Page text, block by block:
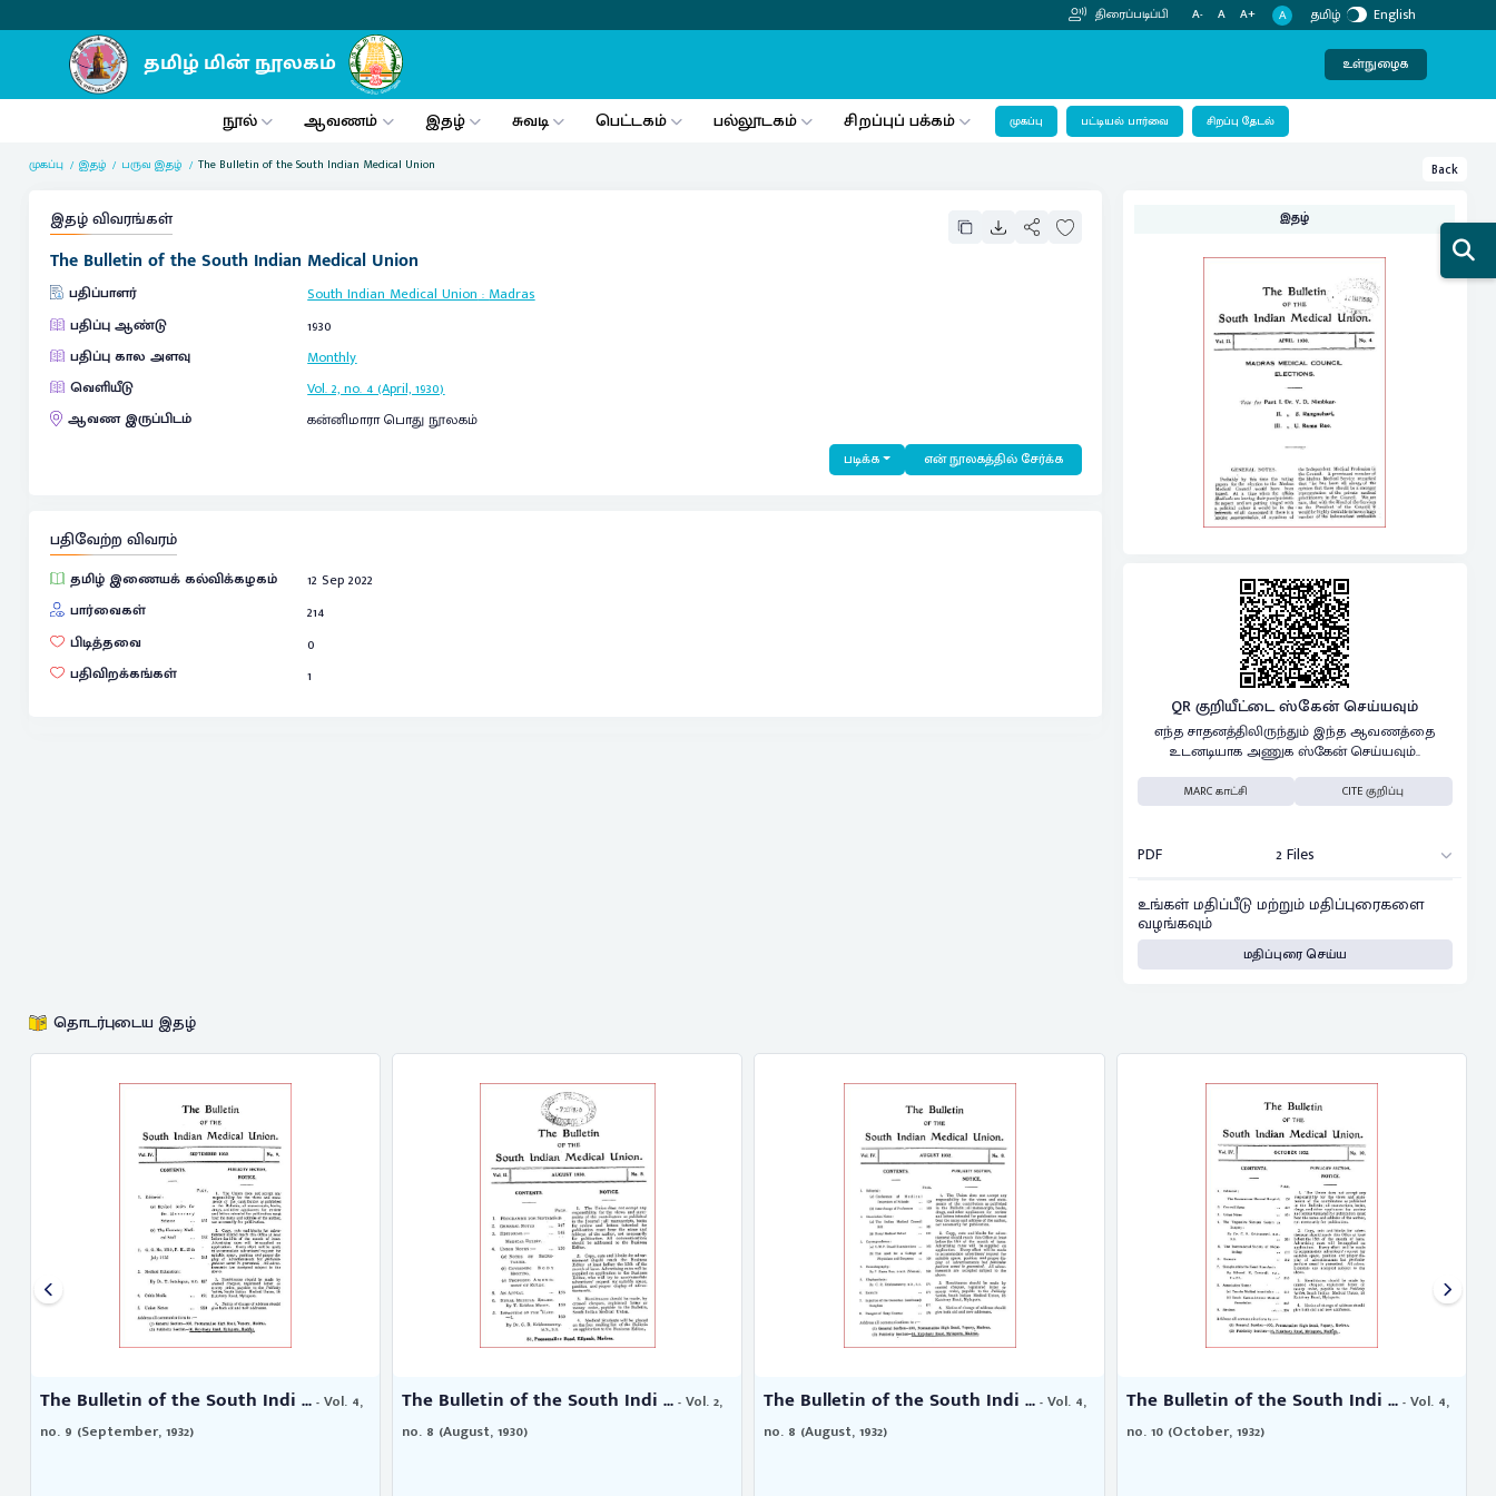
திரைப்படிப்பி A- A A+ A தமிழ் English
உள்நுழைக
நூல் ஆவணம் இதழ் சுவடி பெட்டகம் பல்லூடகம் சிறப்புப் பக்கம் முகப்பு பட்டியல் பார்வை சிறப்பு தேடல்
முகப்பு இதழ் பருவ இதழ் The Bulletin of the South Indian Medical Union Back
இதழ் விவரங்கள்
The Bulletin of the South Indian Medical Union
பதிப்பாளர் South Indian Medical Union:Madras
பதிப்பு ஆண்டு
1930
பதிப்பு கால அளவு
Monthly
வெளியீடு
Vol. 2, no. 4 (April, 1930)
ஆவண இருப்பிடம்
கன்னிமாரா பொது நூலகம்
படிக்க என் நூலகத்தில் சேர்க்க
பதிவேற்ற விவரம்
தமிழ் இணையக் கல்விக்கழகம்
12 Sep 2022
பார்வைகள்
214
பிடித்தவை
0
பதிவிறக்கங்கள்
1
இதழ்
QR குறியீட்டை ஸ்கேன் செய்யவும்
எந்த சாதனத்திலிருந்தும் இந்த ஆவணத்தை
உடனடியாக அணுக ஸ்கேன் செய்யவும்..
MARC காட்சி CITE குறிப்பு
PDF 2 Files
உங்கள் மதிப்பீடு மற்றும் மதிப்புரைகளை
வழங்கவும்
மதிப்புரை செய்ய
தொடர்புடைய இதழ்
Bulletin of the South Indi ...- Vol. 4,
9 (September, 1932)
The Bulletin of the South Indi ... - Vol. 2,
no. 8 (August, 1930)
The Bulletin of the South Indi ... - Vol. 4,
no. 8 (August, 1932)
The Bulletin of the South Indi ... - Vol. 4,
no. 10 (October, 1932)
The